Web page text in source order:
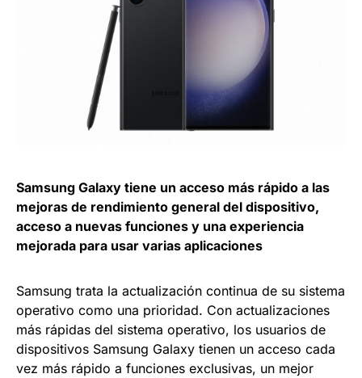
Samsung Galaxy tiene un acceso más rápido a las
mejoras de rendimiento general del dispositivo,
acceso a nuevas funciones y una experiencia
mejorada para usar varias aplicaciones
Samsung trata la actualización continua de su sistema
operativo como una prioridad. Con actualizaciones
más rápidas del sistema operativo, los usuarios de
dispositivos Samsung Galaxy tienen un acceso cada
vez más rápido a funciones exclusivas, un mejor